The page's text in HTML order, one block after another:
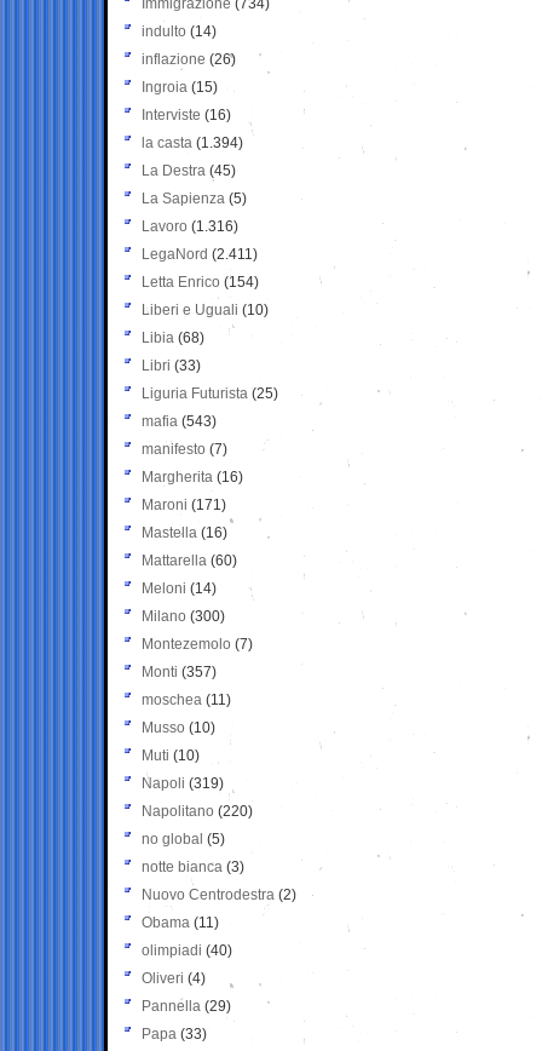
Immigrazione (734)
indulto (14)
inflazione (26)
Ingroia (15)
Interviste (16)
la casta (1.394)
La Destra (45)
La Sapienza (5)
Lavoro (1.316)
LegaNord (2.411)
Letta Enrico (154)
Liberi e Uguali (10)
Libia (68)
Libri (33)
Liguria Futurista (25)
mafia (543)
manifesto (7)
Margherita (16)
Maroni (171)
Mastella (16)
Mattarella (60)
Meloni (14)
Milano (300)
Montezemolo (7)
Monti (357)
moschea (11)
Musso (10)
Muti (10)
Napoli (319)
Napolitano (220)
no global (5)
notte bianca (3)
Nuovo Centrodestra (2)
Obama (11)
olimpiadi (40)
Oliveri (4)
Pannella (29)
Papa (33)